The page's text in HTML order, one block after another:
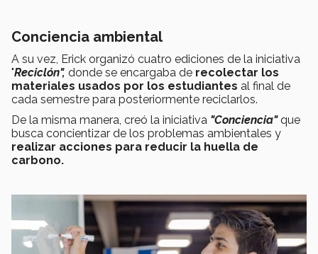
Conciencia ambiental
A su vez, Erick organizó cuatro ediciones de la iniciativa
"Reciclón", donde se encargaba de recolectar los
materiales usados por los estudiantes al final de
cada semestre para posteriormente reciclarlos.
De la misma manera, creó la iniciativa "Conciencia" que
busca concientizar de los problemas ambientales y
realizar acciones para reducir la huella de
carbono.